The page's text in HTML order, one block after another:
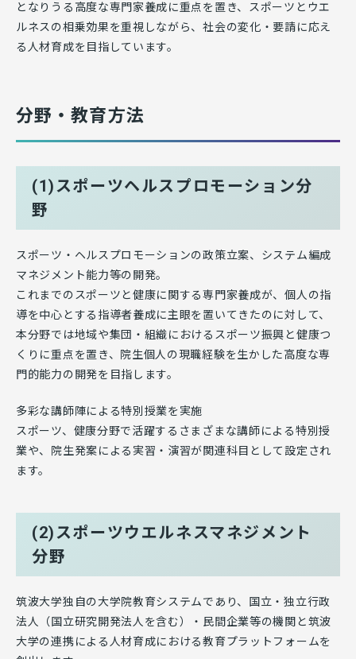
となりうる高度な専門家養成に重点を置き、スポーツとウエ
ルネスの相乗効果を重視しながら、社会の変化・要請に応え
る人材育成を目指しています。
分野・教育方法
(1)スポーツヘルスプロモーション分
野
スポーツ・ヘルスプロモーションの政策立案、システム編成
マネジメント能力等の開発。
これまでのスポーツと健康に関する専門家養成が、個人の指
導を中心とする指導者養成に主眼を置いてきたのに対して、
本分野では地域や集団・組織におけるスポーツ振興と健康つ
くりに重点を置き、院生個人の現職経験を生かした高度な専
門的能力の開発を目指します。
多彩な講師陣による特別授業を実施
スポーツ、健康分野で活躍するさまざまな講師による特別授
業や、院生発案による実習・演習が関連科目として設定され
ます。
(2)スポーツウエルネスマネジメント
分野
筑波大学独自の大学院教育システムであり、国立・独立行政
法人（国立研究開発法人を含む）・民間企業等の機関と筑波
大学の連携による人材育成における教育プラットフォームを